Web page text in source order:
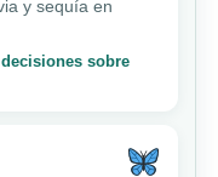
y sequía en
sobre